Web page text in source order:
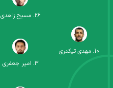
3
. امیر جعفری
26
.مسیح زاهدی
10
. مهدی تیکدری